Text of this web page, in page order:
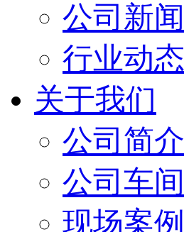
公司新闻
行业动态
关于我们
公司简介
公司车间
现场案例